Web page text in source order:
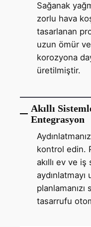
Sağanak
zorlu hava
tasarlanan
uzun ömür
korozyona
üretilmiştir.
Akıllı
Entegrasyon
kontrol edin.
akıllı ev ve
tasarrufu